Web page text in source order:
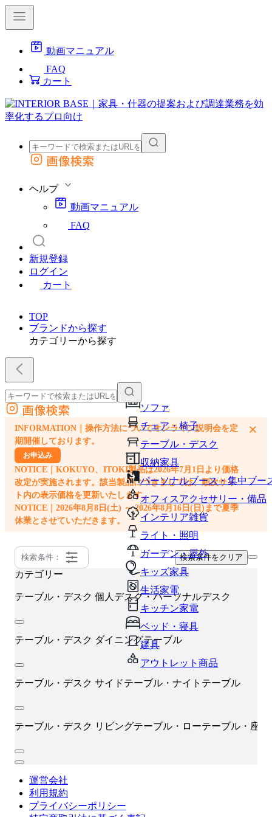
動画マニュアル
FAQ
カート
外部サイトの商品をカートに追加
画像検索
ヘルプ
動画マニュアル
FAQ
新規登録
ログイン
カート
TOP
ブランドから探す
カテゴリーから探す
ソファ
チェア・椅子
テーブル・デスク
収納家具
パーソナルブース・集中ブー
オフィスアクセサリー・備品
インテリア雑貨
ライト・照明
ガーデン・屋外
キッズ家具
生活家電
キッチン家電
ベッド・寝具
建具
アウトレット商品
外部サイトの商品をカートに追加
他のサイトで見つけた商品ページのURLを貼り付けて、カートに追加できます
画像検索
INFORMATION｜操作方法についてオンライン説明会を定
期開催しております。
お申込み
NOTICE｜KOKUYO、ITOKI製品は2026年7月1日より価格
改定が実施されます。該当製品につきましては、順次サイ
ト内の表示価格を更新いたします。
NOTICE｜2026年8月8日(土) ～ 2026年8月16日(日)まで夏季
休業とさせていただきます。
×
検索条件： 検索条件をクリア
カテゴリー
テーブル・デスク 個人デスク・パーソナルデスク
テーブル・デスク ダイニングテーブル
テーブル・デスク サイドテーブル・ナイトテーブル
テーブル・デスク リビングテーブル・ローテーブル・座卓
運営会社
利用規約
プライバシーポリシー